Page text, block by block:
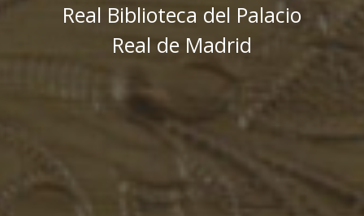
Real Biblioteca del Palacio
Real de Madrid